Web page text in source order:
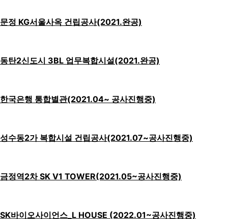
문정 KG서울사옥 건립공사(2021.완공)
동탄2신도시 3BL 업무복합시설(2021.완공)
한국은행 통합별관(2021.04~ 공사진행중)
성수동2가 복합시설 건립공사(2021.07~공사진행중)
금정역2차 SK V1 TOWER(2021.05~공사진행중)
SK바이오사이언스_L HOUSE (2022.01~공사진행중)